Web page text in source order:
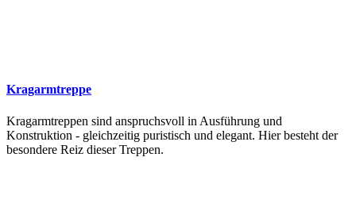
Kragarmtreppe
Kragarmtreppen sind anspruchsvoll in Ausführung und
Konstruktion - gleichzeitig puristisch und elegant. Hier besteht der
besondere Reiz dieser Treppen.